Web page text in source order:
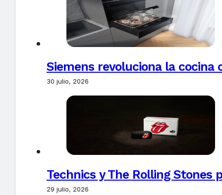
Siemens revoluciona la
30 julio, 2026
Technics y The Rolling Stones
29 julio, 2026